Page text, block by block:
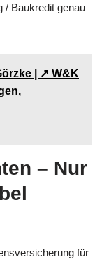
/ Baukredit genau
| ↗️ W&K
– Nur
für